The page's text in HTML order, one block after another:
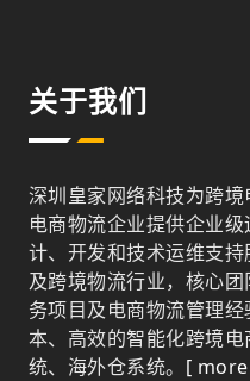
关于我们
深圳皇家网络科技为跨
电商物流企业提供企业
计、开发和技术运维支
及跨境物流行业，核心
务项目及电商物流管理
本、高效的智能化跨境
统、海外仓系统。 [